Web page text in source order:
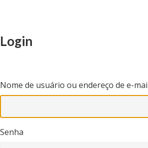
Login
Nome de usuário ou endereço de e-
Senha